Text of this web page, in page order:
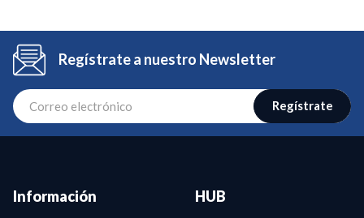
Regístrate a nuestro Newsletter
Regístrate
Información HUB